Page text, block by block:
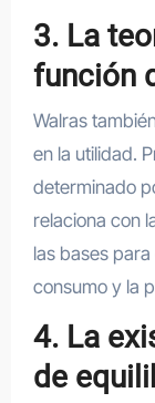
3. La
función
Walras
en la utilidad.
determinado
relaciona con
las bases
consumo y la
4. La
de